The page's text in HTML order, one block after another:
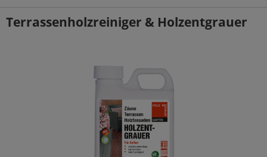
Terrassenholzreiniger & Holzentgrauer